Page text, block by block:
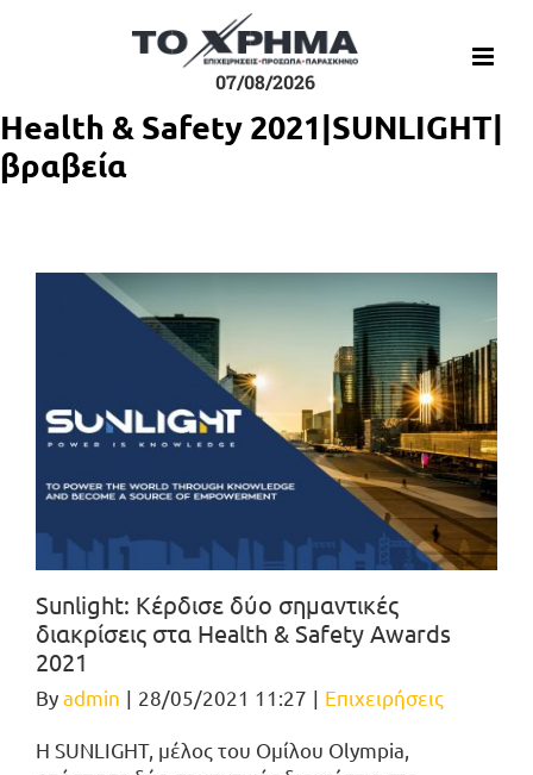
07/08/2026
Health & Safety 2021|SUNLIGHT|
βραβεία
Sunlight: Κέρδισε δύο σημαντικές
διακρίσεις στα Health & Safety Awards
2021
Byadmin | 28/05/2021 11:27 | Επιχειρήσεις
Η SUNLIGHT, μέλος του Ομίλου Olympia,